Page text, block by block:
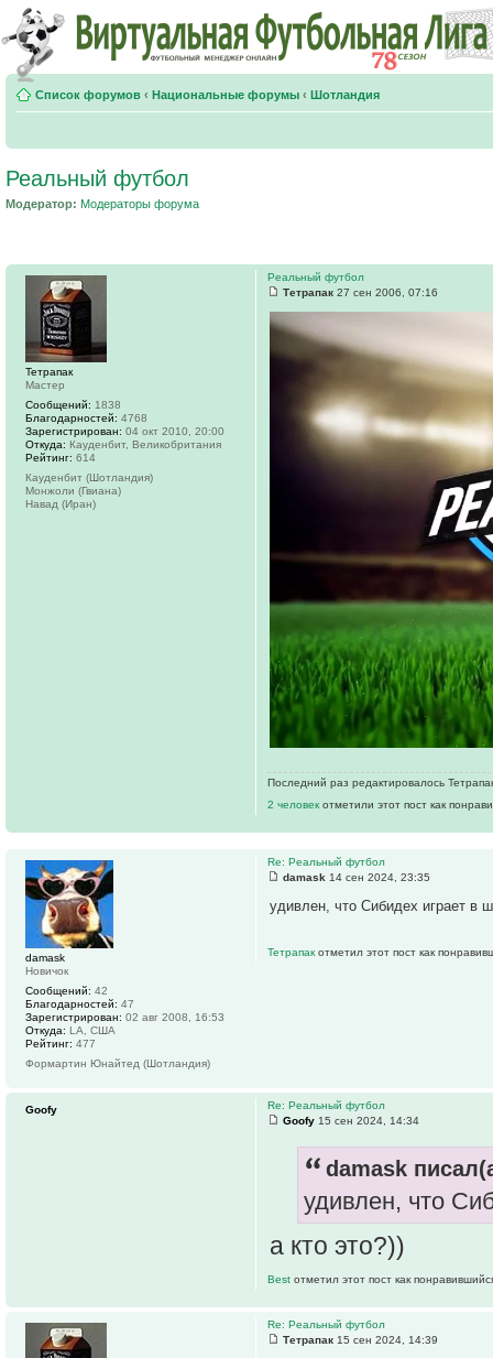
Список форумов ‹ Национальные форумы ‹ Шотландия
Реальный футбол
Модератор: Модераторы форума
Реальный футбол
Тетрапак 27 сен 2006, 07:16
Последний раз редактировалось
2 человек отметили этот пост как
Тетрапак
Мастер
Сообщений: 1838
Благодарностей: 4768
Зарегистрирован: 04 окт 2010, 20:00
Откуда: Кауденбит, Великобритания
Рейтинг: 614
Кауденбит (Шотландия)
Монжоли (Гвиана)
Навад (Иран)
Re: Реальный футбол
damask 14 сен 2024, 23:35
удивлен, что Сибидех играет в
Тетрапак отметил этот пост как
damask
Новичок
Сообщений: 42
Благодарностей: 47
Зарегистрирован: 02 авг 2008, 16:53
Откуда: LA, США
Рейтинг: 477
Формартин Юнайтед (Шотландия)
Re: Реальный футбол
Goofy 15 сен 2024, 14:34
damask
удивлен, что
а кто это?))
Best отметил этот пост как
Goofy
Re: Реальный футбол
Тетрапак 15 сен 2024, 14:39